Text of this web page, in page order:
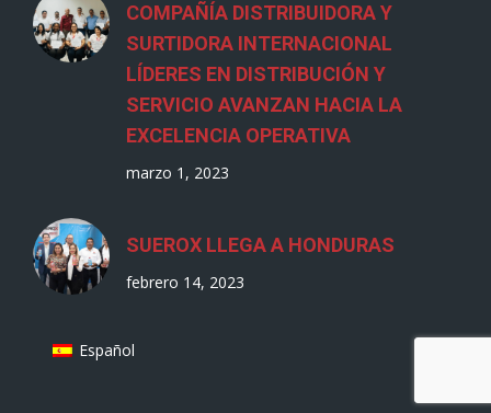
COMPAÑÍA DISTRIBUIDORA Y
SURTIDORA INTERNACIONAL
LÍDERES EN DISTRIBUCIÓN Y
SERVICIO AVANZAN HACIA LA
EXCELENCIA OPERATIVA
marzo 1, 2023
SUEROX LLEGA A HONDURAS
febrero 14, 2023
Español